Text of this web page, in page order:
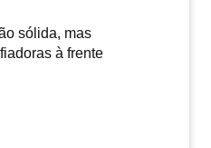
sólida, mas
à frente